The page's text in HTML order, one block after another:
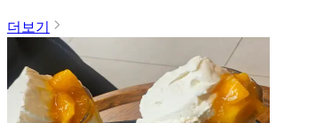
더보기